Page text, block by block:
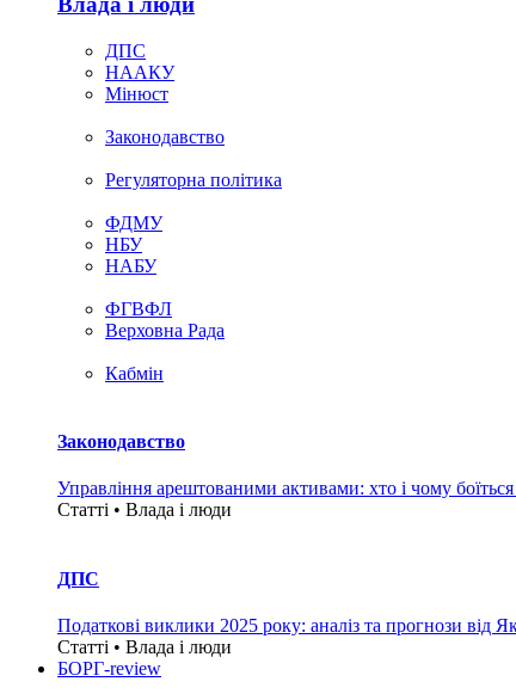
ДПС
НААКУ
Мінюст
Законодавство
Регуляторна політика
ФДМУ
НБУ
НАБУ
ФГВФЛ
Верховна Рада
Кабмін
Законодавство
Управління арештованими активами: хто і чому
Статті • Влада i люди
ДПС
Податкові виклики 2025 року: аналіз та прогнози від
Статті • Влада i люди
БОРГ-review